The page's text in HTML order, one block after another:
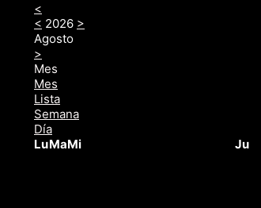
<
< 2026 >
Agosto
>
Mes
Mes
Lista
Semana
Día
LuMaMi Ju